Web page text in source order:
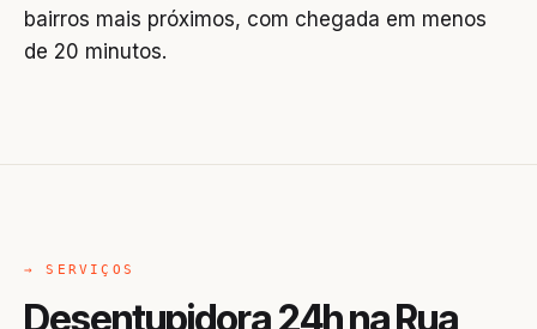
bairros mais próximos, com chegada em menos
de 20 minutos.
→ SERVIÇOS
Desentupidora 24h na Rua